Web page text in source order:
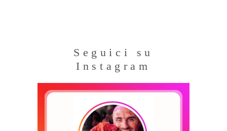
Seguici su
Instagram